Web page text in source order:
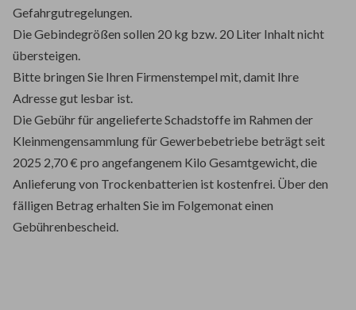
Gefahrgutregelungen.
Die Gebindegrößen sollen 20 kg bzw. 20 Liter Inhalt nicht
übersteigen.
Bitte bringen Sie Ihren Firmenstempel mit, damit Ihre
Adresse gut lesbar ist.
Die Gebühr für angelieferte Schadstoffe im Rahmen der
Kleinmengensammlung für Gewerbebetriebe beträgt seit
2025 2,70 € pro angefangenem Kilo Gesamtgewicht, die
Anlieferung von Trockenbatterien ist kostenfrei. Über den
fälligen Betrag erhalten Sie im Folgemonat einen
Gebührenbescheid.